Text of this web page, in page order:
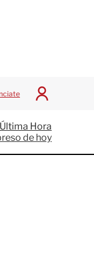
I
c
i
a
Última Hora
de hoy